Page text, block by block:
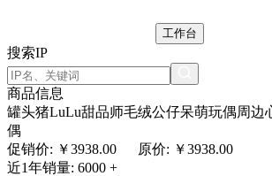
工作台
搜索IP
商品信息
罐头猪LuLu甜品师毛绒公仔呆萌玩偶周边
偶
促销价: ￥3938.00
原价: ￥3938.00
近1年销量: 6000 +